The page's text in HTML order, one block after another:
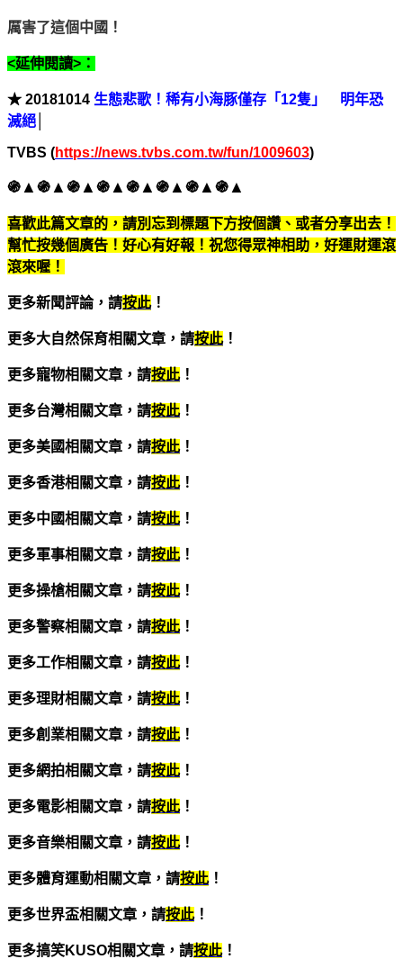
厲害了這個中國！
<延伸閱讀> ：
★ 20181014 生態悲歌！稀有小海豚僅存「12隻」 明年恐
滅絕
TVBS (https://news.tvbs.com.tw/fun/1009603)
֍▲֍▲֍▲֍▲֍▲֍▲֍▲֍▲
喜歡此篇文章的，請別忘到標題下方按個讚、或者分享出去！
幫忙按幾個廣告！好心有好報！祝您得眾神相助，好運財運滾
滾來喔！
更多新聞評論，請按此！
更多大自然保育相關文章，請按此！
更多寵物相關文章，請按此！
更多台灣相關文章，請按此！
更多美國相關文章，請按此！
更多香港相關文章，請按此！
更多中國相關文章，請按此！
更多軍事相關文章，請按此！
更多操槍相關文章，請按此！
更多警察相關文章，請按此！
更多工作相關文章，請按此！
更多理財相關文章，請按此！
更多創業相關文章，請按此！
更多網拍相關文章，請按此！
更多電影相關文章，請按此！
更多音樂相關文章，請按此！
更多體育運動相關文章，請按此！
更多世界盃相關文章，請按此！
更多搞笑KUSO相關文章 ，請按此！